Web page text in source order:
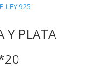
Y PLATA